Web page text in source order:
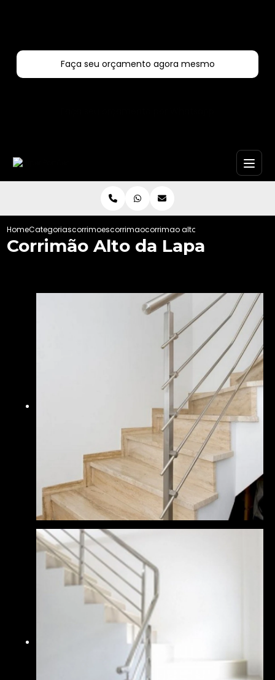
Faça seu orçamento agora mesmo
HomeCategoriascorrimoescorrimaocorrimao alto da lapa
Corrimão Alto da Lapa